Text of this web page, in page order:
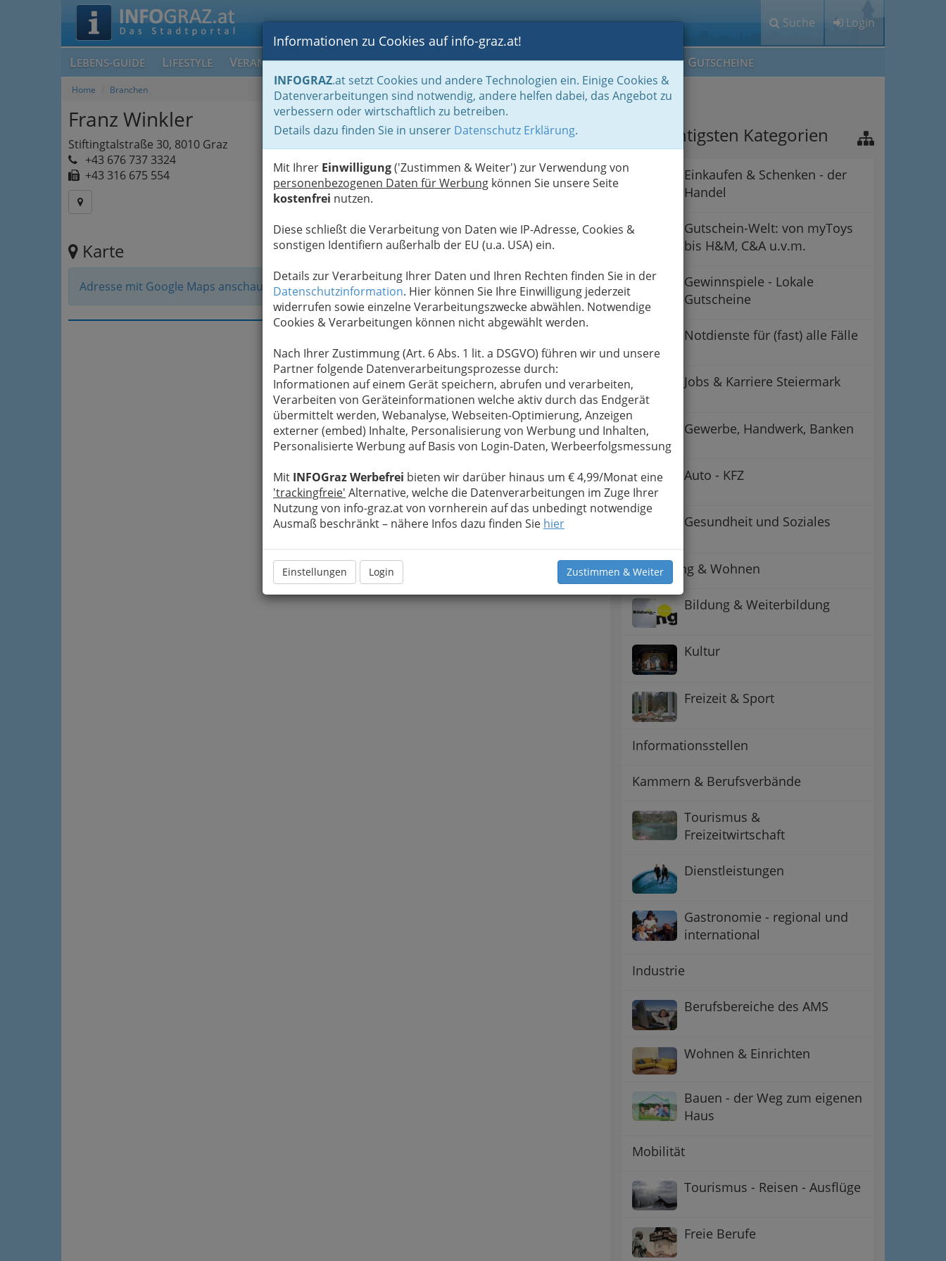
Suche Login
LEBENS-GUIDE LIFESTYLE VERANSTALTUNGEN BLOGS FOTOS GASTRONOMIE BRANCHEN MEIN IG GUTSCHEINE
Informationen zu Cookies auf info-graz.at!
INFOGRAZ.at setzt Cookies und andere Technologien ein. Einige Cookies &
Datenverarbeitungen sind notwendig, andere helfen dabei, das Angebot zu
verbessern oder wirtschaftlich zu betreiben.
Details dazu finden Sie in unserer Datenschutz Erklärung.
Mit Ihrer Einwilligung('Zustimmen & Weiter') zur Verwendung von
personenbezogenen Daten für Werbung können Sie unsere Seite
kostenfrei nutzen.
Diese schließt die Verarbeitung von Daten wie IP-Adresse, Cookies &
sonstigen Identifiern außerhalb der EU (u.a. USA) ein.
Details zur Verarbeitung Ihrer Daten und Ihren Rechten finden Sie in der
Datenschutzinformation. Hier können Sie Ihre Einwilligung jederzeit
widerrufen sowie einzelne Verarbeitungszwecke abwählen. Notwendige
Cookies & Verarbeitungen können nicht abgewählt werden.
Nach Ihrer Zustimmung (Art. 6 Abs. 1 lit. a DSGVO) führen wir und unsere
Partner folgende Datenverarbeitungsprozesse durch:
Informationen auf einem Gerät speichern, abrufen und verarbeiten,
Verarbeiten von Geräteinformationen welche aktiv durch das Endgerät
übermittelt werden, Webanalyse, Webseiten-Optimierung, Anzeigen
externer (embed) Inhalte, Personalisierung von Werbung und Inhalten,
Personalisierte Werbung auf Basis von Login-Daten, Werbeerfolgsmessung
Mit INFOGraz Werbefrei bieten wir darüber hinaus um € 4,99/Monat eine
'trackingfreie' Alternative, welche die Datenverarbeitungen im Zuge Ihrer
Nutzung von info-graz.at von vornherein auf das unbedingt notwendige
Ausmaß beschränkt – nähere Infos dazu finden Sie hier
Einstellungen Login Zustimmen & Weiter
Home Branchen
Nach Oben
Franz Winkler
Stiftingtalstraße 30, 8010 Graz
+43 676 737 3324
+43 316 675 554
Karte
Adresse mit Google Maps anschauen
Die wichtigsten Kategorien
Einkaufen & Schenken - der
Handel
Gutschein-Welt: von myToys
bis H&M, C&A u.v.m.
Gewinnspiele - Lokale
Gutscheine
Notdienste für (fast) alle Fälle
Jobs & Karriere Steiermark
Gewerbe, Handwerk, Banken
Auto - KFZ
Gesundheit und Soziales
Betreuung & Wohnen
Bildung & Weiterbildung
Kultur
Freizeit & Sport
Informationsstellen
Kammern & Berufsverbände
Tourismus &
Freizeitwirtschaft
Dienstleistungen
Gastronomie - regional und
international
Industrie
Berufsbereiche des AMS
Wohnen & Einrichten
Bauen - der Weg zum eigenen
Haus
Mobilität
Tourismus - Reisen - Ausflüge
Freie Berufe